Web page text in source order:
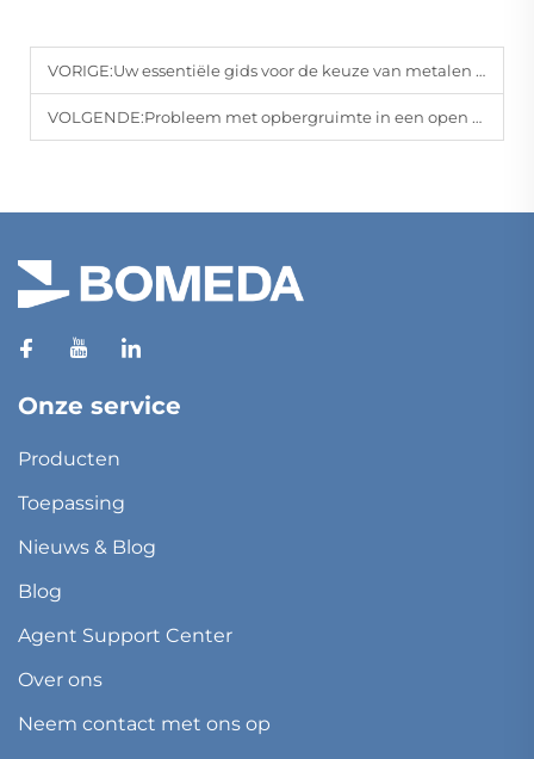
VORIGE:Uw essentiële gids voor de keuze van metalen plankdragers
VOLGENDE:Probleem met opbergruimte in een open keuken? Aangepaste oplossingen van Bomeda, waar schoonheid en praktischheid samengaan
Onze service
Producten
Toepassing
Nieuws & Blog
Blog
Agent Support Center
Over ons
Neem contact met ons op